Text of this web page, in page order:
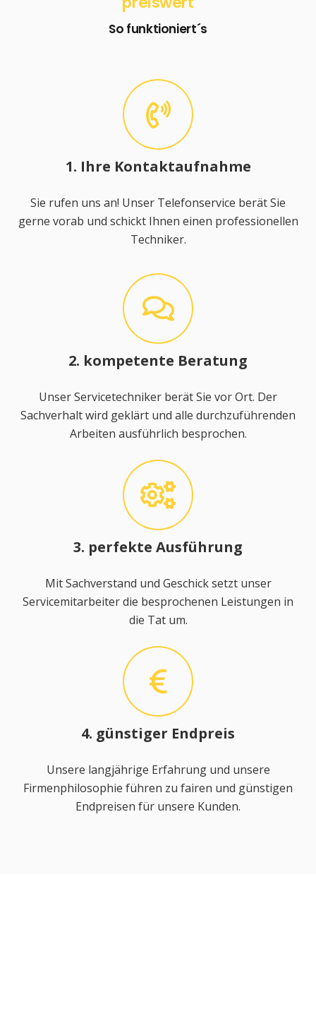
So funktioniert´s
1. Ihre Kontaktaufnahme
Sie rufen uns an! Unser Telefonservice berät Sie
gerne vorab und schickt Ihnen einen professionellen
Techniker.
2. kompetente Beratung
Unser Servicetechniker berät Sie vor Ort. Der
Sachverhalt wird geklärt und alle durchzuführenden
Arbeiten ausführlich besprochen.
3. perfekte Ausführung
Mit Sachverstand und Geschick setzt unser
Servicemitarbeiter die besprochenen Leistungen in
die Tat um.
4. günstiger Endpreis
Unsere langjährige Erfahrung und unsere
Firmenphilosophie führen zu fairen und günstigen
Endpreisen für unsere Kunden.